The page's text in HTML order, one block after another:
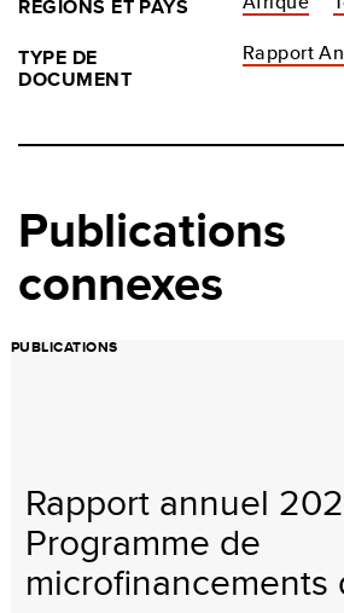
RÉGIONS ET PAYS
TYPE DE
DOCUMENT
Rapport
Publications
connexes
PUBLICATIONS
Rapport annuel
Programme de
microfinancements